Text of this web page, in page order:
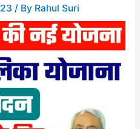
/ By Rahul Suri